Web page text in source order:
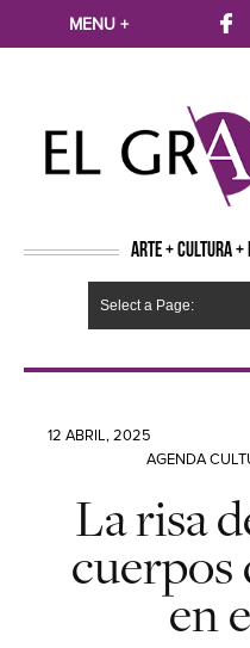
MENU +
ARTE + CULTURA
Select a Page:
12 ABRIL, 2025
AGENDA
La risa
cuerpos
en